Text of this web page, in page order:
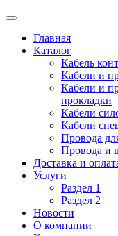
Главная
Каталог
Кабель
Кабели и
Кабели и
прокладки
Кабели
Кабели
Провода
Провода и
Доставка и
Услуги
Раздел 1
Раздел 2
Новости
О компании